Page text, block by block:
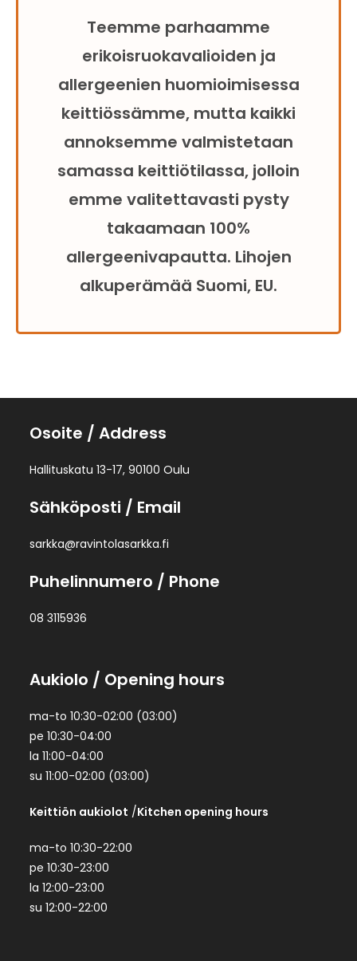
Teemme parhaamme
erikoisruokavalioiden ja
allergeenien huomioimisessa
keittiössämme, mutta kaikki
annoksemme valmistetaan
samassa keittiötilassa, jolloin
emme valitettavasti pysty
takaamaan 100%
allergeenivapautta. Lihojen
alkuperämää Suomi, EU.
Osoite / Address
Hallituskatu 13-17, 90100 Oulu
Sähköposti / Email
sarkka@ravintolasarkka.fi
Puhelinnumero / Phone
08 3115936
Aukiolo / Opening hours
ma-to 10:30-02:00 (03:00)
pe 10:30-04:00
la 11:00-04:00
su 11:00-02:00 (03:00)
Keittiön aukiolot /Kitchen opening hours
ma-to 10:30-22:00
pe 10:30-23:00
la 12:00-23:00
su 12:00-22:00